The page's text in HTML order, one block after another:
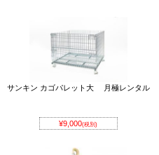
サンキン カゴパレット大 月極レンタル
¥9,000(税別)